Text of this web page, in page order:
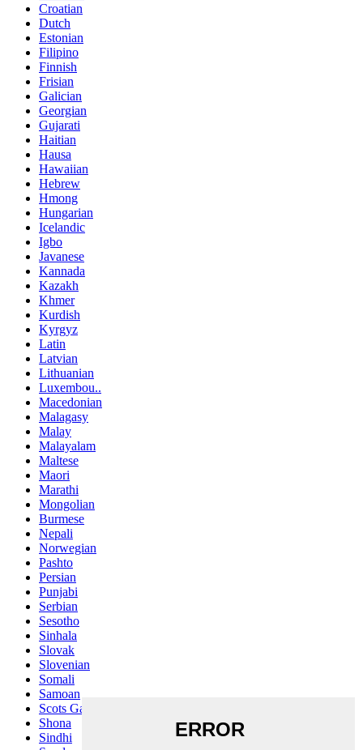
Croatian
Dutch
Estonian
Filipino
Finnish
Frisian
Galician
Georgian
Gujarati
Haitian
Hausa
Hawaiian
Hebrew
Hmong
Hungarian
Icelandic
Igbo
Javanese
Kannada
Kazakh
Khmer
Kurdish
Kyrgyz
Latin
Latvian
Lithuanian
Luxembou..
Macedonian
Malagasy
Malay
Malayalam
Maltese
Maori
Marathi
Mongolian
Burmese
Nepali
Norwegian
Pashto
Persian
Punjabi
Serbian
Sesotho
Sinhala
Slovak
Slovenian
Somali
Samoan
Scots Gaelic
Shona
Sindhi